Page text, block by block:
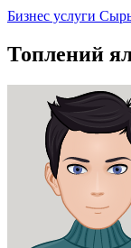
Бизнес услуги
Топлений